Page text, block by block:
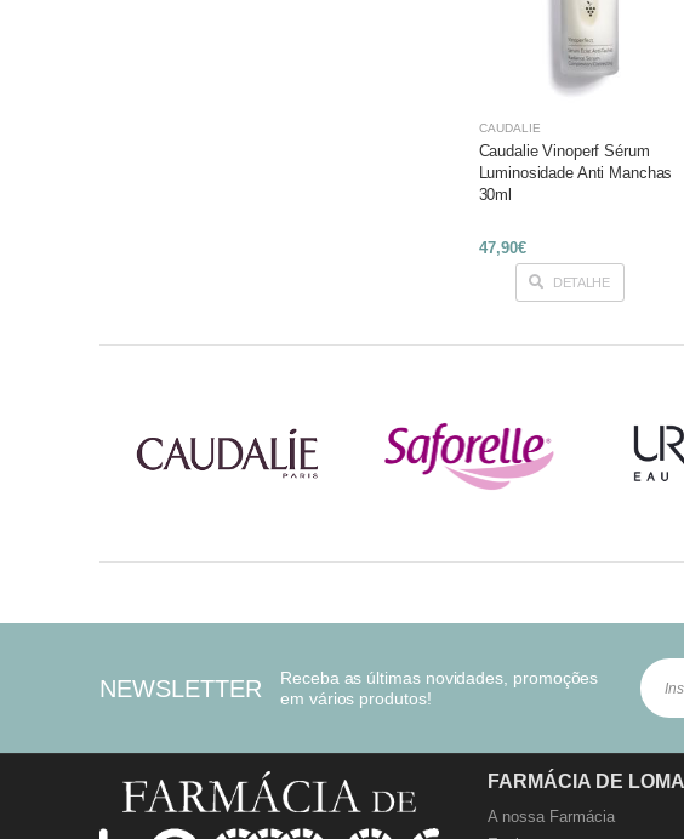
CAUDALÍE
Caudalie Vinoperf Sérum
Luminosidade Anti Manchas
30ml
47,90€
DETALHE
NEWSLETTER
Receba as últimas novidades, promoções
em vários produtos!
FARMÁCIA DE
A nossa Farmácia